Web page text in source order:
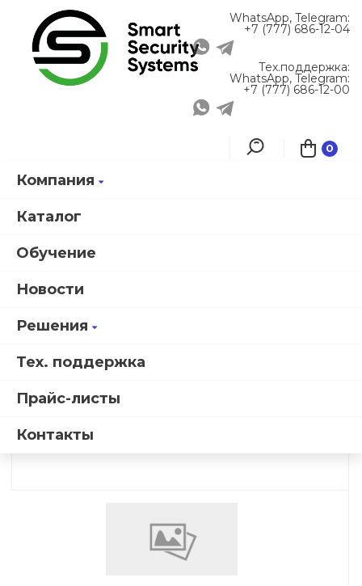
Компания
Каталог
Обучение
Новости
Решения
Тех. поддержка
Прайс-листы
Контакты
0
WhatsApp, Telegram:
+7 (777) 686-12-04
Тех.поддержка:
WhatsApp, Telegram:
+7 (777) 686-12-00